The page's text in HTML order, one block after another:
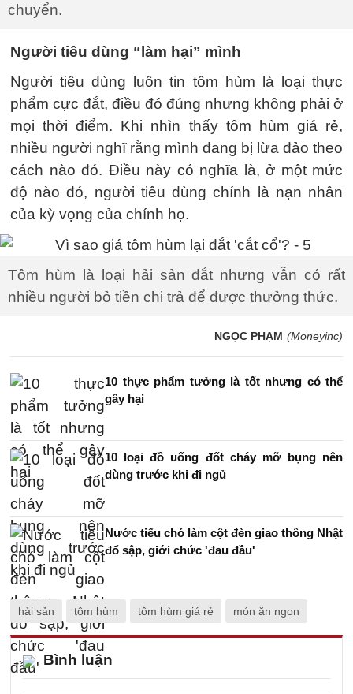
chuyển.
Người tiêu dùng “làm hại” mình
Người tiêu dùng luôn tin tôm hùm là loại thực
phẩm cực đắt, điều đó đúng nhưng không phải ở
mọi thời điểm. Khi nhìn thấy tôm hùm giá rẻ,
nhiều người nghĩ rằng mình đang bị lừa đảo theo
cách nào đó. Điều này có nghĩa là, ở một mức
độ nào đó, người tiêu dùng chính là nạn nhân
của kỳ vọng của chính họ.
Tôm hùm là loại hải sản đắt nhưng vẫn có rất
nhiều người bỏ tiền chi trả để được thưởng thức.
NGỌC PHẠM (Moneyinc)
10 thực phẩm tưởng là tốt nhưng có thể
gây hại
10 loại đồ uống đốt cháy mỡ bụng nên
dùng trước khi đi ngủ
Nước tiểu chó làm cột đèn giao thông Nhật
đổ sập, giới chức 'đau đầu'
hải sản tôm hùm tôm hùm giá rẻ món ăn ngon
Bình luận